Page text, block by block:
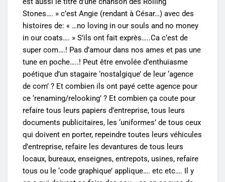
Stones…. » c’est Angie (rendant à César…) avec des
histoires de: « …no loving in our souls and no money
in our coats…. » S’ils ont fait exprès…..Ca c’est de
super com….! Pas d’amour dans nos ames et pas une
tune en poche…..! Peut être envolée d’enthuiasme
poétique d’un stagaire ‘nostalgique’ de leur ‘agence
de com’ ? Et combien ils ont payé cette agence pour
ce ‘renaming/relooking’ ? Et combien ça coute pour
refaire tous leurs papiers d’entreprise, tous leurs
documents publicitaires, les ‘uniformes’ de tous ceux
qui doivent en porter, repeindre toutes leurs véhicules
d’entreprise, refaire les devantures de tous leurs
locaux, bureaux, enseignes, entrepots, usines, refaire
tous ou le ‘code graphique’ applique…. etc etc…. Il y